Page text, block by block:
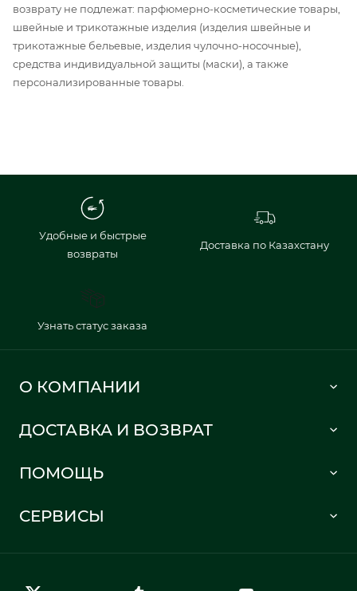
возврату не подлежат: парфюмерно-косметические товары,
швейные и трикотажные изделия (изделия швейные и
трикотажные бельевые, изделия чулочно-носочные),
средства индивидуальной защиты (маски), а также
персонализированные товары.
Удобные и быстрые
возвраты
Доставка по Казахстану
Узнать статус заказа
О КОМПАНИИ
Политика в отношении обработки персональных данных
ДОСТАВКА И ВОЗВРАТ
Информация о доставке
Правила возврата
ПОМОЩЬ
Карта сайта
СЕРВИСЫ